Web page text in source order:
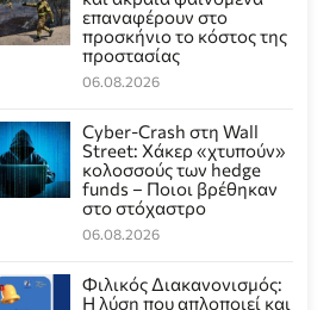
επαναφέρουν στο
προσκήνιο το κόστος της
προστασίας
06.08.2026
Cyber-Crash στη Wall
Street: Χάκερ «χτυπούν»
κολοσσούς των hedge
funds – Ποιοι βρέθηκαν
στο στόχαστρο
06.08.2026
Φιλικός Διακανονισμός:
Η λύση που απλοποιεί και